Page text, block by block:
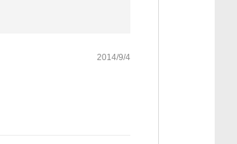
2014/9/4